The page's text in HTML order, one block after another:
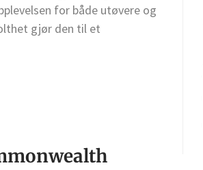
for både utøvere og
gjør den til et